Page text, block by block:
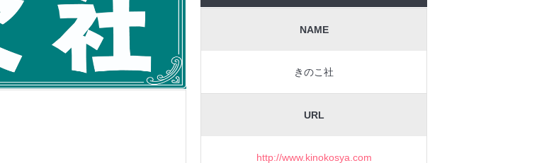
NAME
きのこ社
URL
http://www.kinokosya.com